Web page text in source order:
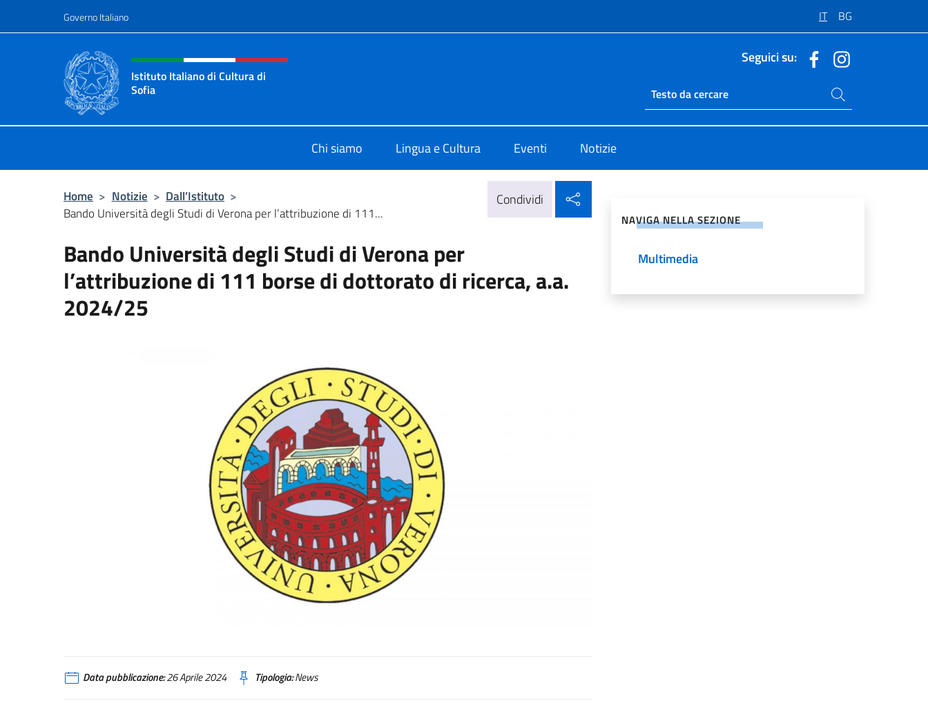
Governo Italiano IT BG
Intestazione sito, social e menù
Istituto Italiano di Cultura di
Sofia
Seguici su:
Ricerca sito live
Cerca nel sito
Chi siamo Lingua e Cultura Eventi Notizie
Home > Notizie > Dall’Istituto >
Bando Università degli Studi di Verona per l’attribuzione di 111...
Condividi
Bando Università degli Studi di Verona per
l’attribuzione di 111 borse di dottorato di ricerca, a.a.
2024/25
Data pubblicazione:26 Aprile 2024 Tipologia:News
NAVIGA NELLA SEZIONE
Multimedia